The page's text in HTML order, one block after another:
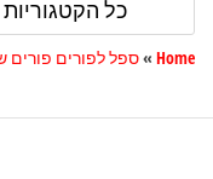
Home
»ספל לפורים פורים